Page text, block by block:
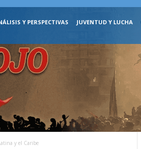
Y PERSPECTIVAS JUVENTUD Y LUCHA
y el Caribe